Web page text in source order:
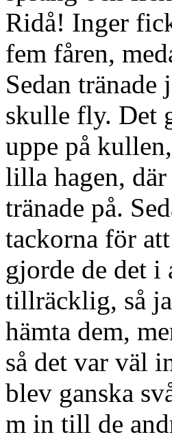
Ridå! Inger
fem fåren,
Sedan tränade
skulle fly. Det
uppe på
lilla hagen,
tränade på.
tackorna för
gjorde de det
tillräcklig, så
hämta dem,
så det var väl
blev ganska
m in till de